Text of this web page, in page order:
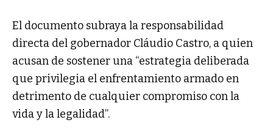
El documento subraya la responsabilidad
directa del gobernador Cláudio Castro, a quien
acusan de sostener una “estrategia deliberada
que privilegia el enfrentamiento armado en
detrimento de cualquier compromiso con la
vida y la legalidad”.